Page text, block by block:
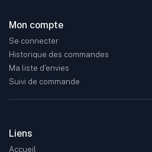
Mon compte
Se connecter
Historique des commandes
Ma liste d'envies
Suivi de commande
Liens
Accueil